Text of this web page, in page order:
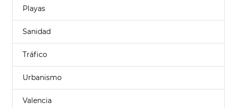
Playas
Sanidad
Tráfico
Urbanismo
Valencia